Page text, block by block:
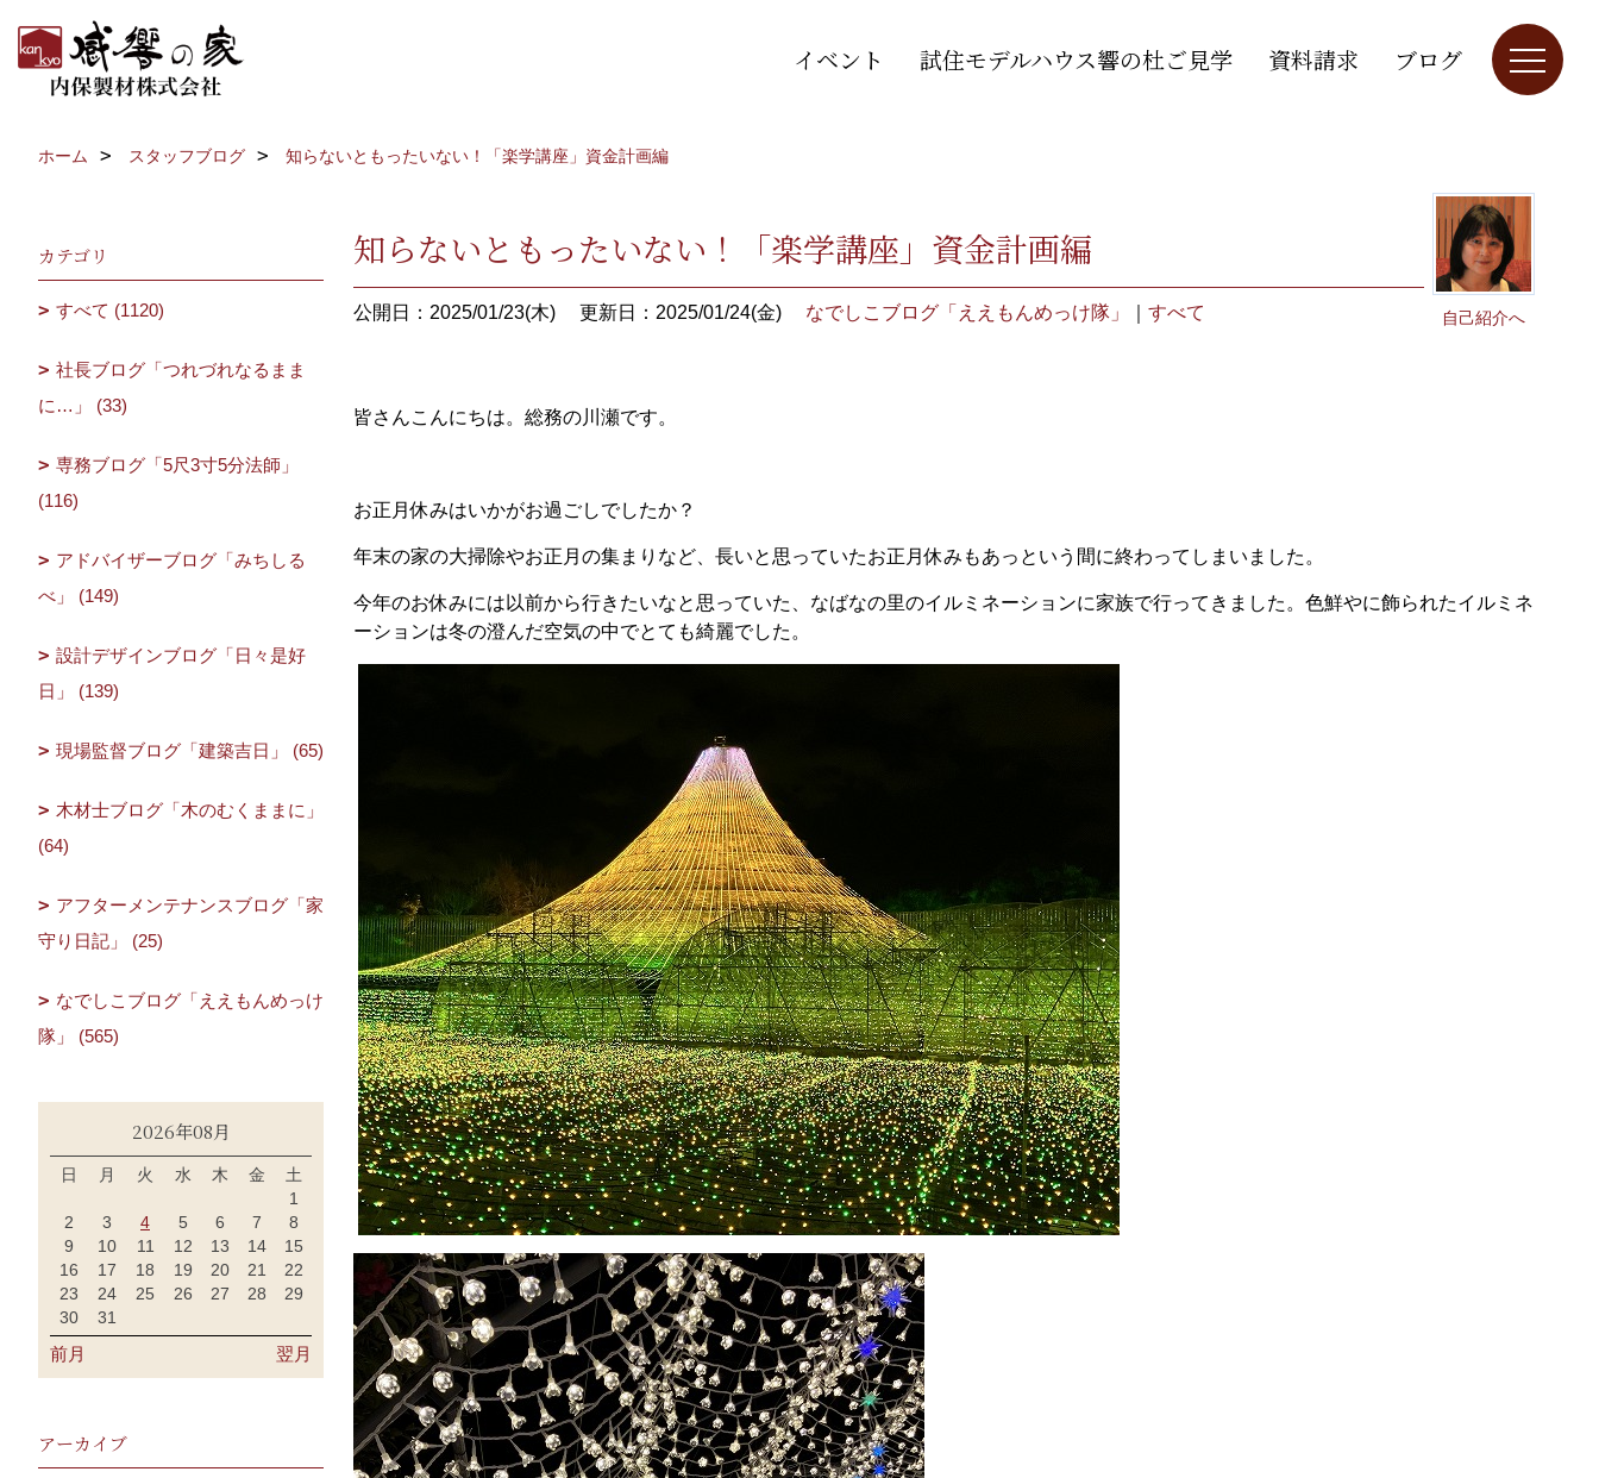
イベント 試住モデルハウス響の杜ご見学 資料請求 ブログ
ホーム スタッフブログ 知らないともったいない！「楽学講座」資金計画編
自己紹介へ
知らないともったいない！「楽学講座」資金計画編
公開日：2025/01/23(木) 更新日：2025/01/24(金) なでしこブログ「ええもんめっけ隊」 すべて
皆さんこんにちは。総務の川瀬です。
お正月休みはいかがお過ごしでしたか？
年末の家の大掃除やお正月の集まりなど、長いと思っていたお正月休みもあっという間に終わってしまいました。
今年のお休みには以前から行きたいなと思っていた、なばなの里のイルミネーションに家族で行ってきました。色鮮やに飾られたイルミネ
ーションは冬の澄んだ空気の中でとても綺麗でした。
カテゴリ
すべて (1120)
社長ブログ「つれづれなるまま
に…」 (33)
専務ブログ「5尺3寸5分法師」
(116)
アドバイザーブログ「みちしる
べ」 (149)
設計デザインブログ「日々是好
日」 (139)
現場監督ブログ「建築吉日」 (65)
木材士ブログ「木のむくままに」
(64)
アフターメンテナンスブログ「家
守り日記」 (25)
なでしこブログ「ええもんめっけ
隊」 (565)
2026年08月
日 月 火 水 木 金
土
1
2
3 4 5 6 7
8
9
10 11 12 13 14
15
16
17 18 19 20 21
22
23
24 25 26 27 28
29
30
31
前月 翌月
アーカイブ